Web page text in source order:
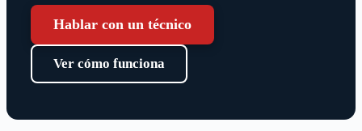
Hablar con un técnico
Ver cómo funciona